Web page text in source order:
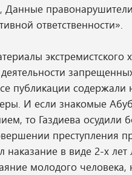
Данные
ответственности».
экстремистского
публикации содержали
И если знакомые
то Газдиева осудили
преступления
наказание в виде 2-х
молодого человека,